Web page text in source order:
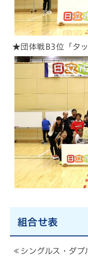
★団体戦B3位「タッ
組合せ表
≪シングルス・ダブ